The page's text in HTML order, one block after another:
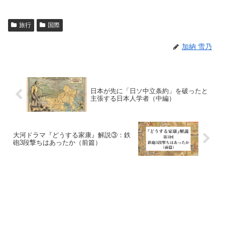
旅行 国際
加納 雪乃
日本が先に「日ソ中立条約」を破ったと
主張する日本人学者（中編）
大河ドラマ『どうする家康』解説③：鉄
砲3段撃ちはあったか（前篇）